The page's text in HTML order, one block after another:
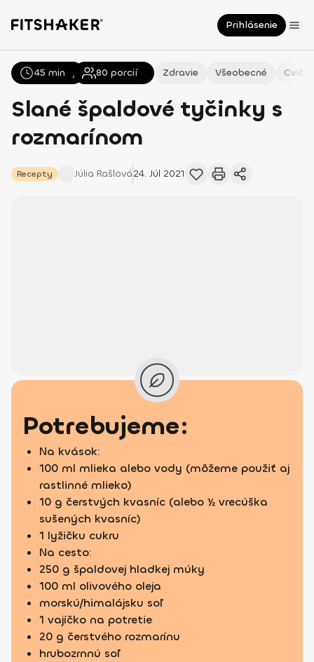
Prihlásenie
Všetky Recepty Zdravie Všeobecné
Slané špaldové tyčinky s
rozmarínom
Recepty Júlia Rašlová24. Júl 2021
45 min 80 porcií
Potrebujeme:
Na kvások:
100 ml mlieka alebo vody (môžeme použiť aj
rastlinné mlieko)
10 g čerstvých kvasníc (alebo ½ vrecúška
sušených kvasníc)
1 lyžičku cukru
Na cesto:
250 g špaldovej hladkej múky
100 ml olivového oleja
morskú/himalájsku soľ
1 vajíčko na potretie
20 g čerstvého rozmarínu
hrubozrnnú soľ